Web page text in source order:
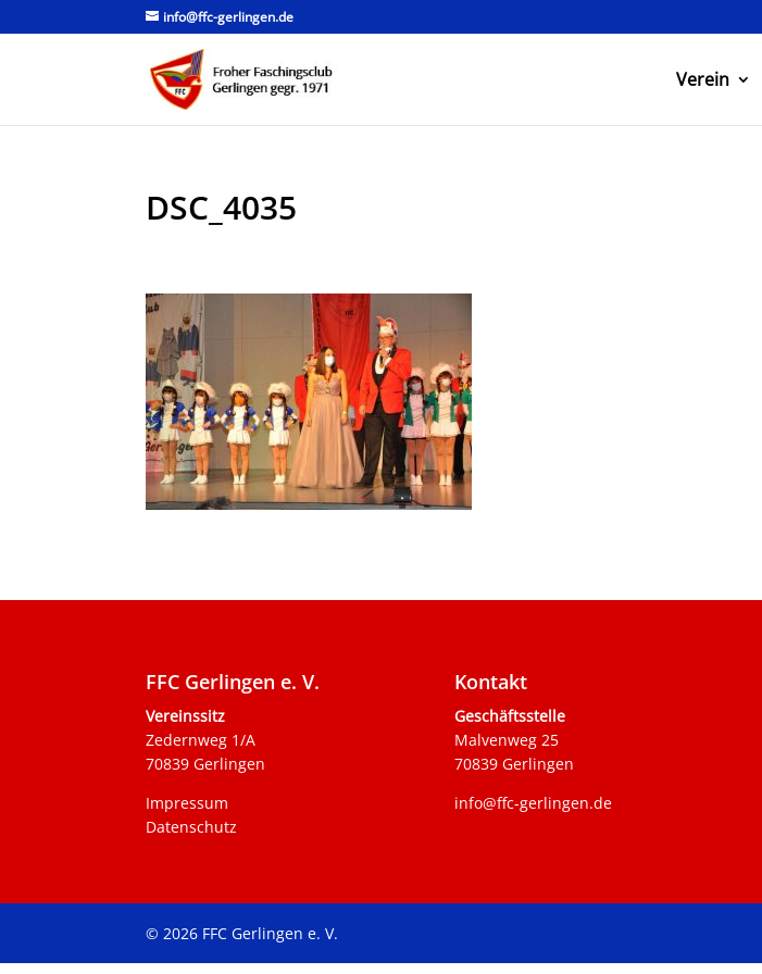
info@ffc-gerlingen.de
Verein
DSC_4035
FFC Gerlingen e. V.
Vereinssitz
Zedernweg 1/A
70839 Gerlingen
Impressum
Datenschutz
Kontakt
Geschäftsstelle
Malvenweg 25
70839 Gerlingen
info@ffc-gerlingen.de
© 2026 FFC Gerlingen e. V.